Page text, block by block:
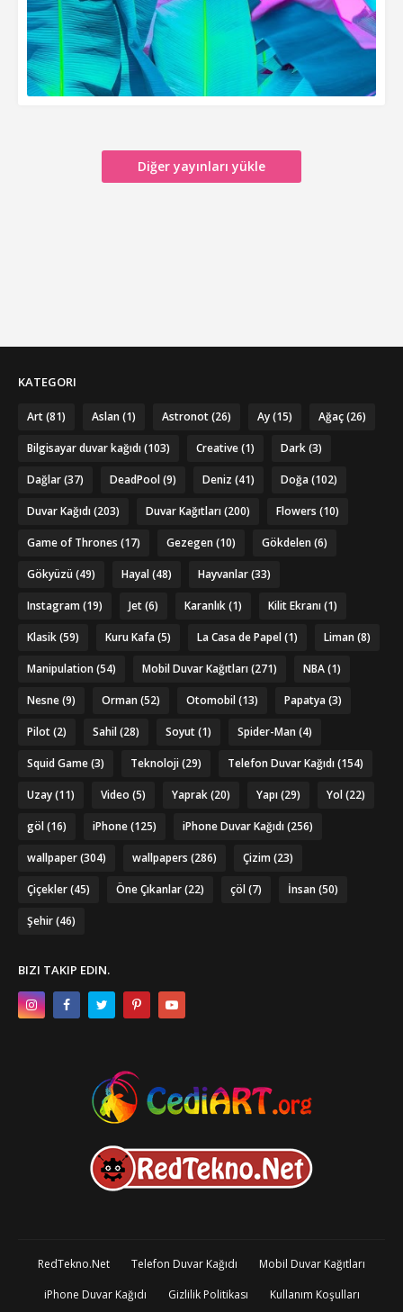
Diğer yayınları yükle
KATEGORI
Art(81) Aslan(1) Astronot(26) Ay(15) Ağaç(26)
Bilgisayar duvar kağıdı(103) Creative(1) Dark(3)
Dağlar(37) DeadPool(9) Deniz (41) Doğa(102)
Duvar Kağıdı(203) Duvar Kağıtları(200) Flowers (10)
Game of Thrones (17) Gezegen(10) Gökdelen(6)
Gökyüzü(49) Hayal(48) Hayvanlar(33)
Instagram(19) Jet(6) Karanlık(1) Kilit Ekranı(1)
Klasik(59) Kuru Kafa(5) La Casa de Papel(1) Liman(8)
Manipulation(54) Mobil Duvar Kağıtları(271) NBA(1)
Nesne(9) Orman(52) Otomobil(13) Papatya(3)
Pilot(2) Sahil(28) Soyut(1) Spider-Man(4)
Squid Game(3) Teknoloji(29) Telefon Duvar Kağıdı(154)
Uzay(11) Video (5) Yaprak(20) Yapı(29) Yol(22)
göl(16) iPhone(125) iPhone Duvar Kağıdı(256)
wallpaper(304) wallpapers (286) Çizim(23)
Çiçekler(45) Öne Çıkanlar(22) çöl(7) İnsan(50)
Şehir(46)
BIZI TAKIP EDIN.
RedTekno.Net Telefon Duvar Kağıdı
Mobil Duvar Kağıtları
iPhone Duvar Kağıdı
Gizlilik Politikası Kullanım Koşulları